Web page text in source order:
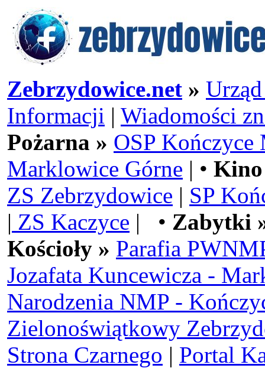
Zebrzydowice.net »
Informacji | Wiadomości
Pożarna » OSP Kończyce
Marklowice Górne | •
ZS Zebrzydowice | SP
| ZS Kaczyce | • Zabytki
Kościoły » Parafia
Jozafata Kuncewicza -
Narodzenia NMP -
Zielonoświątkowy
Strona Czarnego | Portal